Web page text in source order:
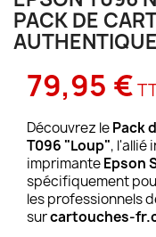
PACK DE
79,95 €
Découvrez lePack
T096 "Loup", l'allié
imprimanteEpson
spécifiquement
les professionnels
surcartouches-